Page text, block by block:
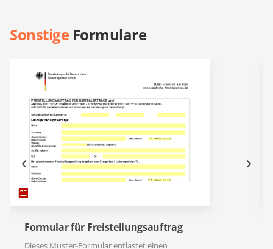
SonstigeFormulare
Formular für Freistellungsauftrag
Dieses Muster-Formular entlastet einen